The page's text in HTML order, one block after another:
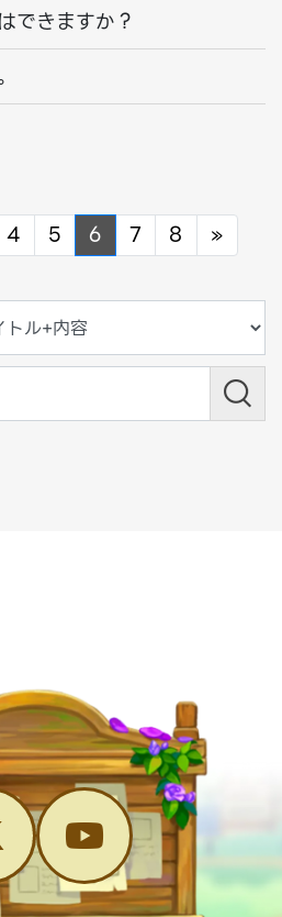
できますか？
4 5 6 7 8 »